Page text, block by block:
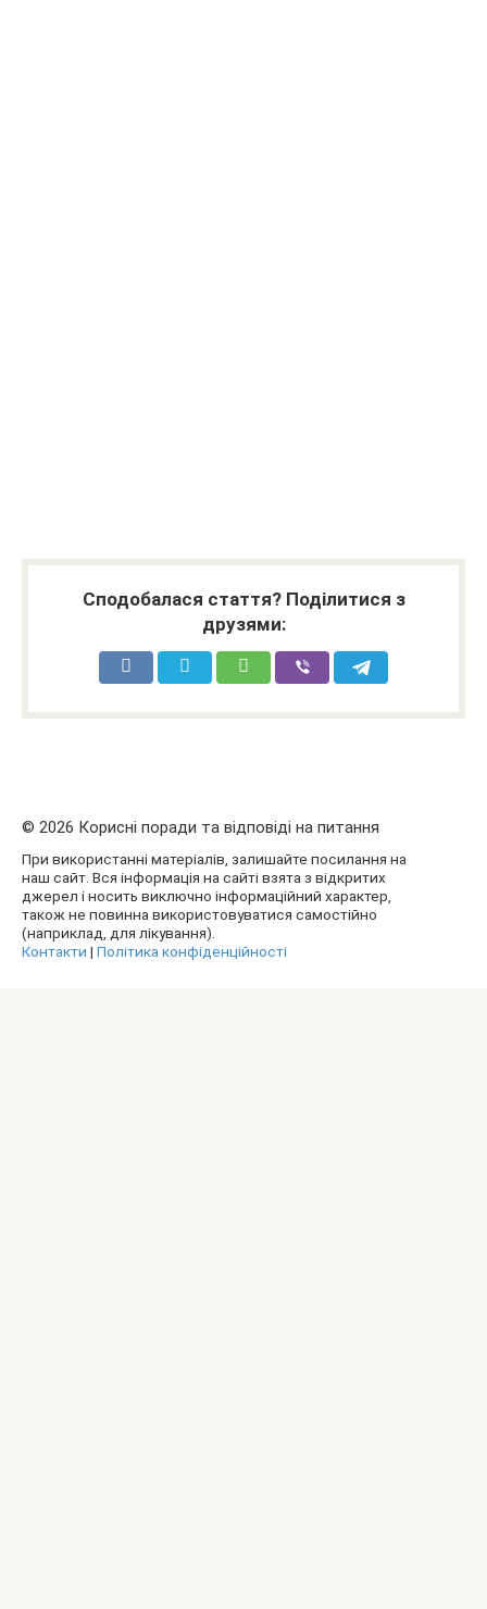
Сподобалася стаття? Поділитися з
друзями:
© 2026 Корисні поради та відповіді на питання
При використанні матеріалів, залишайте посилання на
наш сайт. Вся інформація на сайті взята з відкритих
джерел і носить виключно інформаційний характер,
також не повинна використовуватися самостійно
(наприклад, для лікування).
Контакти | Політика конфіденційності